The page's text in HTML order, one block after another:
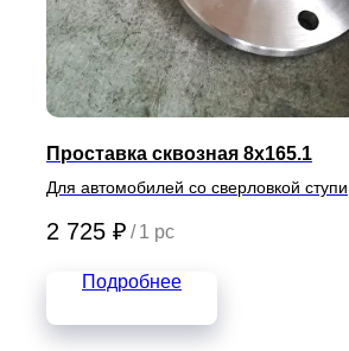
Проставка сквозная 8х165.1
Для автомобилей со сверловкой ступиц
2 725 ₽ / 1 pc
Подробнее